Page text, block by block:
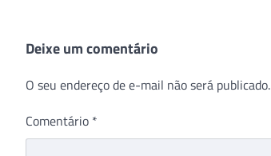
Deixe um comentário
O seu endereço de e-mail não será publicado.
Comentário *